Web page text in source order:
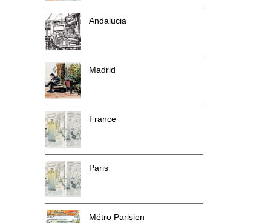
Andalucia
Madrid
France
Paris
Métro Parisien